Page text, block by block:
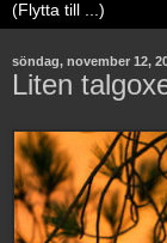
söndag, november 12,
Liten